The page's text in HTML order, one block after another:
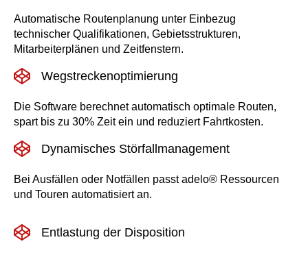
Automatische Routenplanung unter Einbezug
technischer Qualifikationen, Gebietsstrukturen,
Mitarbeiterplänen und Zeitfenstern.
Wegstreckenoptimierung
Die Software berechnet automatisch optimale Routen,
spart bis zu 30% Zeit ein und reduziert Fahrtkosten.
Dynamisches Störfallmanagement
Bei Ausfällen oder Notfällen passt adelo® Ressourcen
und Touren automatisiert an.
Entlastung der Disposition